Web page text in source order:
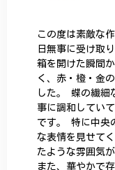
この度は素敵な
日無事に受け取
箱を開けた瞬間
く、赤・橙・金
した。 蝶の繊細
事に調和してい
です。 特に中央
な表情を見せて
たような雰囲気
また、華やかで